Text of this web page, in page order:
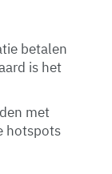
betalen
is het
met
hotspots